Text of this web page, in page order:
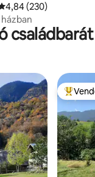
értékelés: 5/
4,84 (230)
Kiemelt